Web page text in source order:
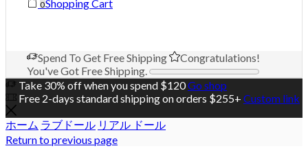
0Shopping Cart
Spend To Get Free Shipping
Congratulations!
You've Got Free Shipping.
Take 30% off when you spend $120Go shop
Free 2-days standard shipping on orders $255+ Custom link
ホーム ラブドール リアル ドール
Return to previous page